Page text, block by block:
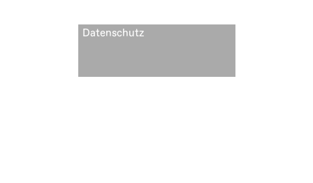
Datenschutz